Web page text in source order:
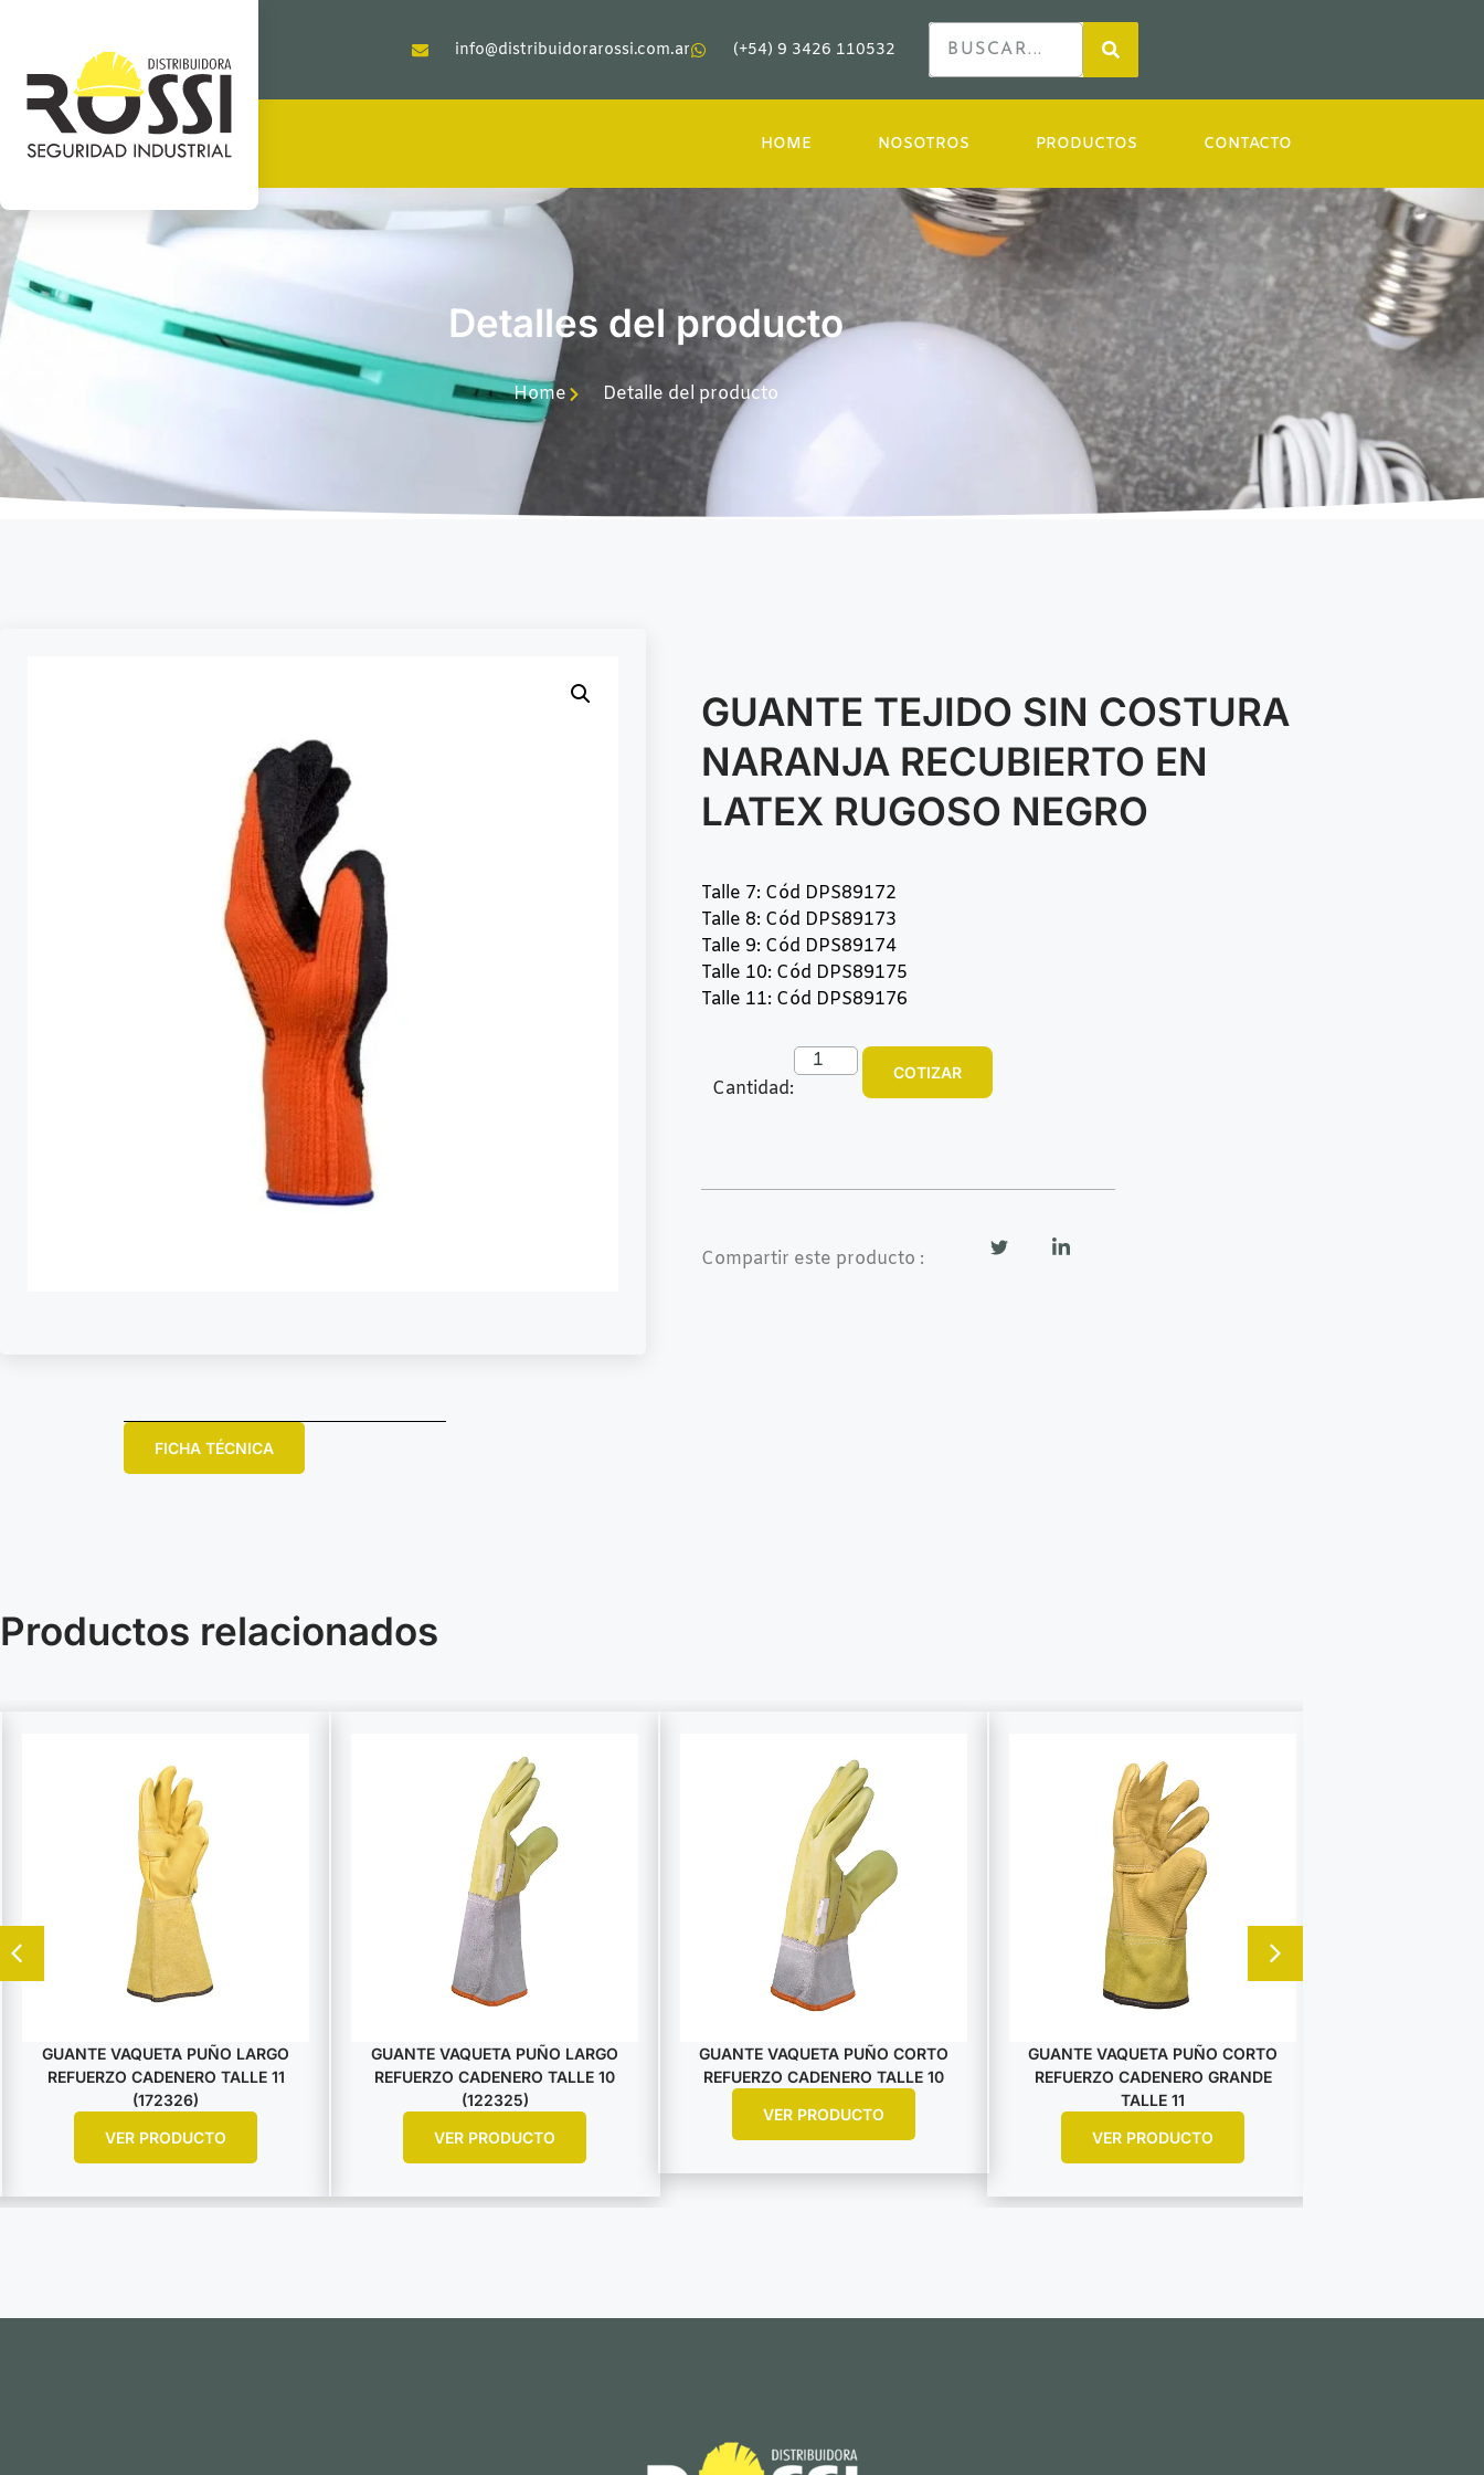
info@distribuidorarossi.com.ar (+54) 9 3426 110532
HOME NOSOTROS PRODUCTOS CONTACTO
Detalles del producto
Home Detalle del producto
GUANTE TEJIDO SIN COSTURA
NARANJA RECUBIERTO EN
LATEX RUGOSO NEGRO
Talle 7: Cód DPS89172
Talle 8: Cód DPS89173
Talle 9: Cód DPS89174
Talle 10: Cód DPS89175
Talle 11: Cód DPS89176
Cantidad:
COTIZAR
Compartir este producto :
FICHA TÉCNICA
Productos relacionados
GUANTE VAQUETA PUÑO LARGO
REFUERZO CADENERO TALLE 11
(172326)
VER PRODUCTO
GUANTE VAQUETA PUÑO LARGO
REFUERZO CADENERO TALLE 10
(122325)
VER PRODUCTO
GUANTE VAQUETA PUÑO CORTO
REFUERZO CADENERO TALLE 10
VER PRODUCTO
GUANTE VAQUETA PUÑO CORTO
REFUERZO CADENERO GRANDE
TALLE 11
VER PRODUCTO